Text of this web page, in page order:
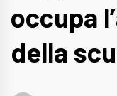
occupa
della